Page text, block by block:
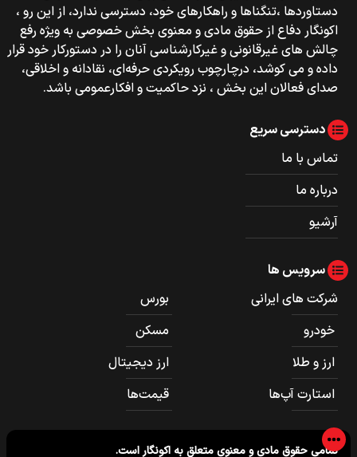
دستاوردها ،تنگناها و راهکارهای خود، دسترسی ندارد، از این رو ،
اکونگار دفاع از حقوق مادی و معنوی بخش خصوصی به ویژه رفع
چالش های غیرقانونی و غیرکارشناسی آنان را در دستورکار خود قرار
داده و می کوشد، درچارچوب رویکردی حرفه‌ای، نقادانه و اخلاقی،
صدای فعالان این بخش ، نزد حاکمیت و افکارعمومی باشد.
دسترسی سریع
تماس با ما
درباره ما
آرشیو
سرویس ها
شرکت های ایرانی
بورس
خودرو
مسکن
ارز و طلا
ارز دیجیتال
استارت آپ‌ها
قیمت‌ها
تمامی حقوق مادی و معنوی متعلق به اکونگاراست.